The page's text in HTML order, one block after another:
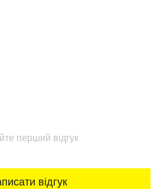
перший відгук
відгук